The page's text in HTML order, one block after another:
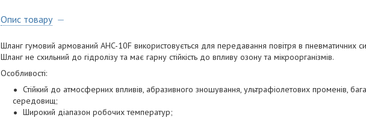
Опис товару
Шланг гумовий армований AHC-10F використовується для передавання повітря в пневматичних
Шланг не схильний до гідролізу та має гарну стійкість до впливу озону та мікроорганізмів.
Особливості:
Стійкий до атмосферних впливів, абразивного зношування, ультрафіолетових променів,
середовищ;
Широкий діапазон робочих температур;